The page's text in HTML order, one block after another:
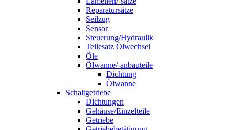
Reparatursätze
Seilzug
Sensor
Steuerung/Hydraulik
Teilesatz Ölwechsel
Öle
Ölwanne/-anbauteile
Dichtung
Ölwanne
Schaltgetriebe
Dichtungen
Gehäuse/Einzelteile
Getriebe